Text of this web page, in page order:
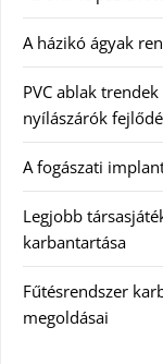
A házikó ágyak
PVC ablak
nyílászárók
A fogászati
Legjobb
karbantartása
Fűtésrendszer
megoldásai